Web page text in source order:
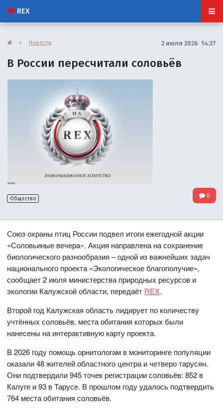
REX
» Новости 2 июля 2026 14:27
В России пересчитали соловьёв
Общество 0
Союз охраны птиц России подвел итоги ежегодной акции
«Соловьиные вечера». Акция направлена на сохранение
биологического разнообразия – одной из важнейших задач
национального проекта «Экологическое благополучие»,
сообщает 2 июля министерства природных ресурсов и
экологии Калужской области, передаёт REX.
Второй год Калужская область лидирует по количеству
учтённых соловьёв, места обитания которых были
нанесены на интерактивную карту проекта.
В 2026 году помощь орнитологам в мониторинге популяции
оказали 48 жителей областного центра и четверо тарусян.
Они подтвердили 945 точек регистрации соловьёв: 852 в
Калуге и 93 в Тарусе. В прошлом году удалось подтвердить
764 места обитания соловьёв.